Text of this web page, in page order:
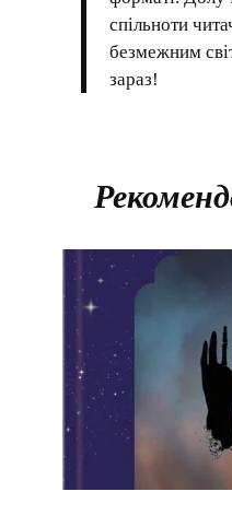
спільноти
безмежним
зараз!